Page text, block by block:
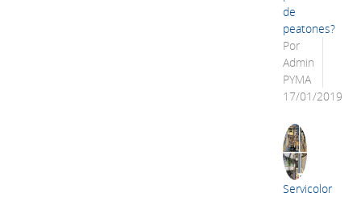
de
peatones?
Por
Admin
PYMA
17/01/2019
Servicolor